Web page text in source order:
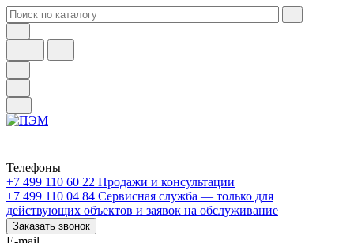
Телефоны
+7 499 110 60 22 Продажи и консультации
+7 499 110 04 84 Сервисная служба — только для
действующих объектов и заявок на обслуживание
Заказать звонок